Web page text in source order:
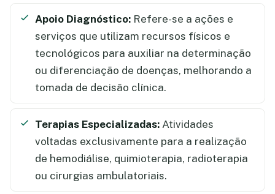
Apoio Diagnóstico: Refere-se a ações e
serviços que utilizam recursos físicos e
tecnológicos para auxiliar na determinação
ou diferenciação de doenças, melhorando a
tomada de decisão clínica.
Terapias Especializadas: Atividades
voltadas exclusivamente para a realização
de hemodiálise, quimioterapia, radioterapia
ou cirurgias ambulatoriais.